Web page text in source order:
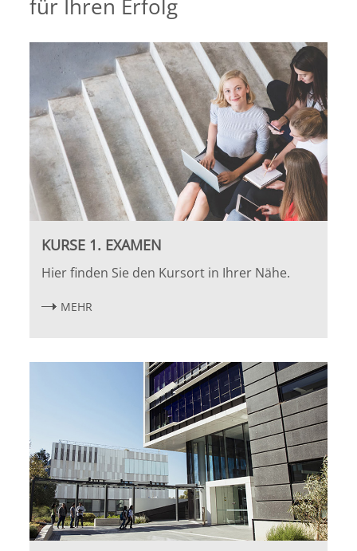
für Ihren Erfolg
KURSE 1. EXAMEN
Hier finden Sie den Kursort in Ihrer Nähe.
MEHR
Düsseldorf
Erlangen
Frankfurt/Main
Frankfurt/O.
Gießen
Greifswald
Hamburg
Hannover
Heidelberg